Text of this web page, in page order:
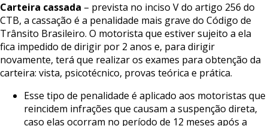
Carteira cassada – prevista no inciso V do artigo 256 do
CTB, a cassação é a penalidade mais grave do Código de
Trânsito Brasileiro. O motorista que estiver sujeito a ela
fica impedido de dirigir por 2 anos e, para dirigir
novamente, terá que realizar os exames para obtenção da
carteira: vista, psicotécnico, provas teórica e prática.
Esse tipo de penalidade é aplicado aos motoristas que
reincidem infrações que causam a suspenção direta,
caso elas ocorram no período de 12 meses após a